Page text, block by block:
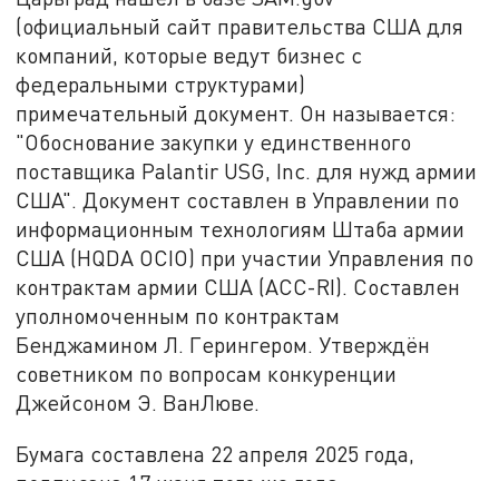
(официальный сайт правительства США для
компаний, которые ведут бизнес с
федеральными структурами)
примечательный документ. Он называется:
"Обоснование закупки у единственного
поставщика Palantir USG, Inc. для нужд армии
США". Документ составлен в Управлении по
информационным технологиям Штаба армии
США (HQDA OCIO) при участии Управления по
контрактам армии США (ACC-RI). Составлен
уполномоченным по контрактам
Бенджамином Л. Герингером. Утверждён
советником по вопросам конкуренции
Джейсоном Э. ВанЛюве.
Бумага составлена 22 апреля 2025 года,